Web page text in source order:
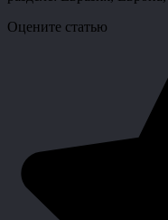
Оцените статью